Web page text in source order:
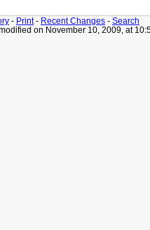
- Print- Recent Changes - Search
on November 10, 2009, at